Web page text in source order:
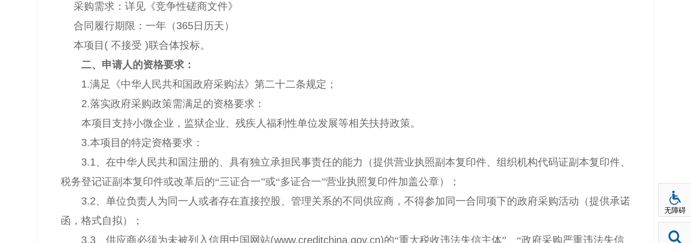
采购需求：详见《竞争性磋商文件》
合同履行期限：一年（365日历天）
本项目 ( 不接受 )联合体投标。
二、申请人的资格要求：
1.满足《中华人民共和国政府采购法》第二十二条规定；
2.落实政府采购政策需满足的资格要求：
本项目支持小微企业，监狱企业、残疾人福利性单位发展等相关扶持政策。
3.本项目的特定资格要求：
3.1、在中华人民共和国注册的、具有独立承担民事责任的能力（提供营业执照副本复印件、组织机构代码证副本复印件、
税务登记证副本复印件或改革后的“三证合一”或“多证合一”营业执照复印件加盖公章）；
3.2、单位负责人为同一人或者存在直接控股、管理关系的不同供应商，不得参加同一合同项下的政府采购活动（提供承诺
函，格式自拟）；
3.3、供应商必须为未被列入信用中国网站(www.creditchina.gov.cn)的“重大税收违法失信主体”、“政府采购严重违法失信
无障碍